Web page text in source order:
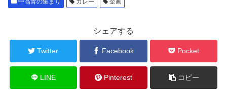
シェアする
Twitter Facebook Pocket
LINE Pinterest コピー